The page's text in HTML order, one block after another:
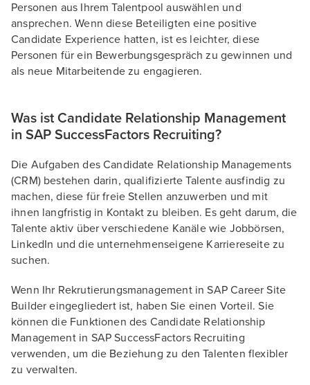
Personen aus Ihrem Talentpool auswählen und
ansprechen. Wenn diese Beteiligten eine positive
Candidate Experience hatten, ist es leichter, diese
Personen für ein Bewerbungsgespräch zu gewinnen und
als neue Mitarbeitende zu engagieren.
Was ist Candidate Relationship Management
in SAP SuccessFactors Recruiting?
Die Aufgaben des Candidate Relationship Managements
(CRM) bestehen darin, qualifizierte Talente ausfindig zu
machen, diese für freie Stellen anzuwerben und mit
ihnen langfristig in Kontakt zu bleiben. Es geht darum, die
Talente aktiv über verschiedene Kanäle wie Jobbörsen,
LinkedIn und die unternehmenseigene Karriereseite zu
suchen.
Wenn Ihr Rekrutierungsmanagement in SAP Career Site
Builder eingegliedert ist, haben Sie einen Vorteil. Sie
können die Funktionen des Candidate Relationship
Management in SAP SuccessFactors Recruiting
verwenden, um die Beziehung zu den Talenten flexibler
zu verwalten.